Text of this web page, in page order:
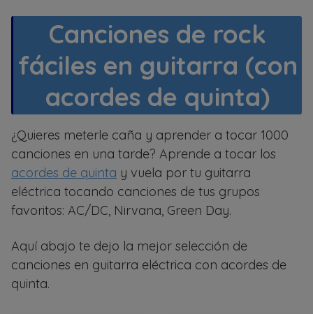
Canciones de rock
fáciles en guitarra (con
acordes de quinta)
¿Quieres meterle caña y aprender a tocar 1000
canciones en una tarde? Aprende a tocar los
acordes de quinta y vuela por tu guitarra
eléctrica tocando canciones de tus grupos
favoritos: AC/DC, Nirvana, Green Day.
Aquí abajo te dejo la mejor selección de
canciones en guitarra eléctrica con acordes de
quinta.